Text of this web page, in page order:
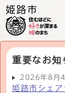
重要なお知
2026年8月4
姫路市シェ